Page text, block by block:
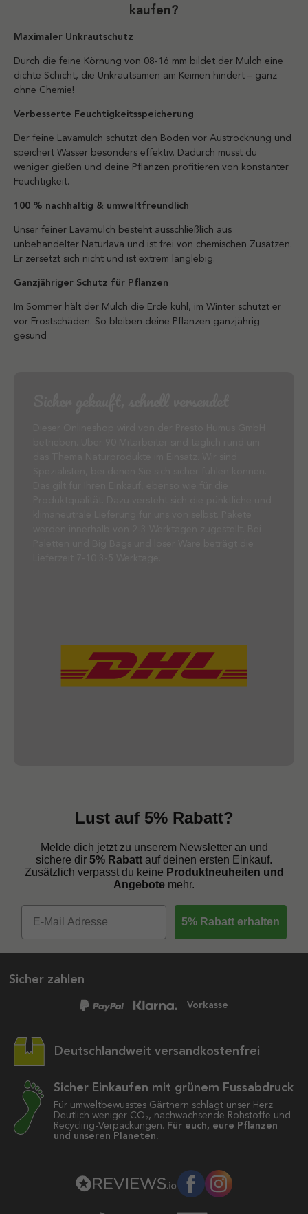
kaufen?
Maximaler Unkrautschutz
Durch die feine Körnung von 08-16 mm bildet der Mulch eine
dichte Schicht, die Unkrautsamen am Keimen hindert – ganz
ohne Chemie!
Verbesserte Feuchtigkeitsspeicherung
Der feine Lavamulch schützt den Boden vor Austrocknung und
speichert Wasser besonders effektiv. Dadurch musst du
weniger gießen und deine Pflanzen profitieren von konstanter
Feuchtigkeit.
100 % nachhaltig & umweltfreundlich
Unser feiner Lavamulch besteht ausschließlich aus
unbehandelter Naturlava und ist frei von chemischen Zusätzen.
Er zersetzt sich nicht und ist extrem langlebig.
Ganzjähriger Schutz für Pflanzen
Im Sommer hält der Mulch die Erde kühl, im Winter schützt er
vor Frostschäden. So bleiben deine Pflanzen ganzjährig
gesund
Lust auf 5% Rabatt?
Melde dich jetzt zu unserem Newsletter an und
sichere dir 5% Rabatt auf deinen ersten Einkauf.
Zusätzlich verpasst du keine Produktneuheiten und
Angebote mehr.
5% Rabatt erhalten
Sicher zahlen
Vorkasse
Deutschlandweit versandkostenfrei
Sicher Einkaufen mit grünem Fussabdruck
Für umweltbewusstes Gärtnern schlägt unser Herz.
Deutlich weniger CO₂, nachwachsende Rohstoffe und
Recycling-Verpackungen. Für euch, eure Pflanzen
und unseren Planeten.